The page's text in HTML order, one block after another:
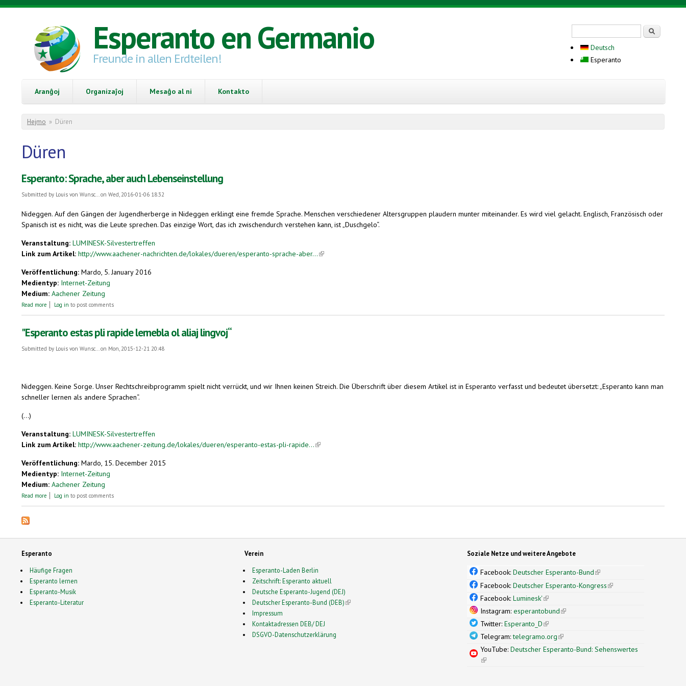
Skip to main content
Esperanto en Germanio
Freunde in allen Erdteilen!
Deutsch
Esperanto
Aranĝoj Organizaĵoj Mesaĝo al ni Kontakto
You are here
Hejmo » Düren
Düren
Esperanto: Sprache, aber auch Lebenseinstellung
Submitted by Louis von Wunsc...on Wed, 2016-01-06 18:32
Nideggen. Auf den Gängen der Jugendherberge in Nideggen erklingt eine fremde Sprache. Menschen verschiedener Altersgruppen plaudern munter miteinander. Es wird viel gelacht. Englisch, Französisch oder
Spanisch ist es nicht, was die Leute sprechen. Das einzige Wort, das ich zwischendurch verstehen kann, ist „Duschgelo“.
Veranstaltung: LUMINESK-Silvestertreffen
Link zum Artikel: http://www.aachener-nachrichten.de/lokales/dueren/esperanto-sprache-aber...(link is external)
Veröffentlichung: Mardo, 5. January 2016
Medientyp: Internet-Zeitung
Medium: Aachener Zeitung
Read more about Esperanto: Sprache, aber auch Lebenseinstellung
Log in to post comments
"Esperanto estas pli rapide lernebla ol aliaj lingvoj“
Submitted by Louis von Wunsc...on Mon, 2015-12-21 20:48
Nideggen. Keine Sorge. Unser Rechtschreibprogramm spielt nicht verrückt, und wir Ihnen keinen Streich. Die Überschrift über diesem Artikel ist in Esperanto verfasst und bedeutet übersetzt: „Esperanto kann man
schneller lernen als andere Sprachen“.
(...)
Veranstaltung: LUMINESK-Silvestertreffen
Link zum Artikel: http://www.aachener-zeitung.de/lokales/dueren/esperanto-estas-pli-rapide...(link is external)
Veröffentlichung: Mardo, 15. December 2015
Medientyp: Internet-Zeitung
Medium: Aachener Zeitung
Read more about "Esperanto estas pli rapide lernebla ol aliaj lingvoj“
Log in to post comments
Esperanto
Häufige Fragen
Esperanto lernen
Esperanto-Musik
Esperanto-Literatur
Verein
Esperanto-Laden Berlin
Zeitschrift: Esperanto aktuell
Deutsche Esperanto-Jugend (DEJ)
Deutscher Esperanto-Bund (DEB)(link is external)
Impressum
Kontaktadressen DEB/ DEJ
DSGVO-Datenschutzerklärung
Soziale Netze und weitere Angebote
Facebook:Deutscher Esperanto-Bund(link is external)
Facebook:Deutscher Esperanto-Kongress(link is external)
Facebook:Luminesk'(link is external)
Instagram:esperantobund(link is external)
Twitter:Esperanto_D(link is external)
Telegram:telegramo.org(link is external)
YouTube:Deutscher Esperanto-Bund: Sehenswertes
(link is external)